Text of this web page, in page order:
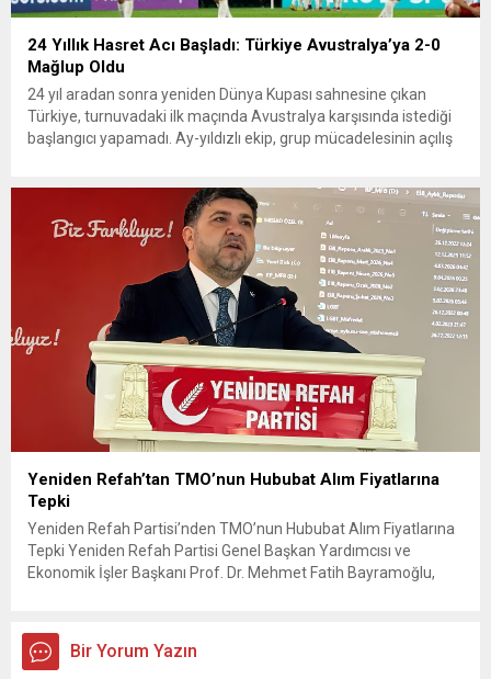
24 Yıllık Hasret Acı Başladı: Türkiye Avustralya’ya 2-0
Mağlup Oldu
24 yıl aradan sonra yeniden Dünya Kupası sahnesine çıkan
Türkiye, turnuvadaki ilk maçında Avustralya karşısında istediği
başlangıcı yapamadı. Ay-yıldızlı ekip, grup mücadelesinin açılış
itibaren iki takım da kontrollü bir oyun sergilerken, Avustralya
özellikle hızlı hücumlarla etkili olmaya...
Yeniden Refah’tan TMO’nun Hububat Alım Fiyatlarına
Tepki
Yeniden Refah Partisi’nden TMO’nun Hububat Alım Fiyatlarına
Tepki Yeniden Refah Partisi Genel Başkan Yardımcısı ve
Ekonomik İşler Başkanı Prof. Dr. Mehmet Fatih Bayramoğlu,
fiyatların çiftçinin artan maliyetlerini karşılamaktan uzak
olduğunu savunarak fiyatların yeniden değerlendirilmesi
Bir Yorum Yazın